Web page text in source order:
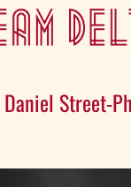
Daniel Street-